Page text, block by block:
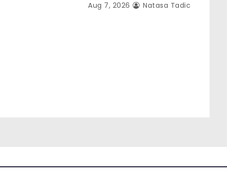
Aug 7, 2026 Natasa Tadic